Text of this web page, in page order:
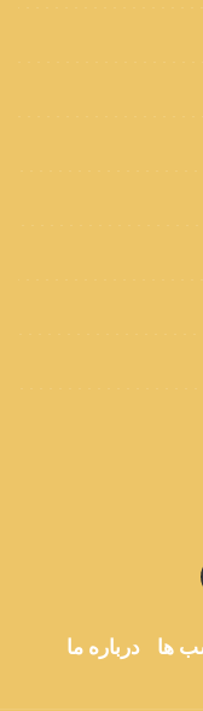
ها درباره ما